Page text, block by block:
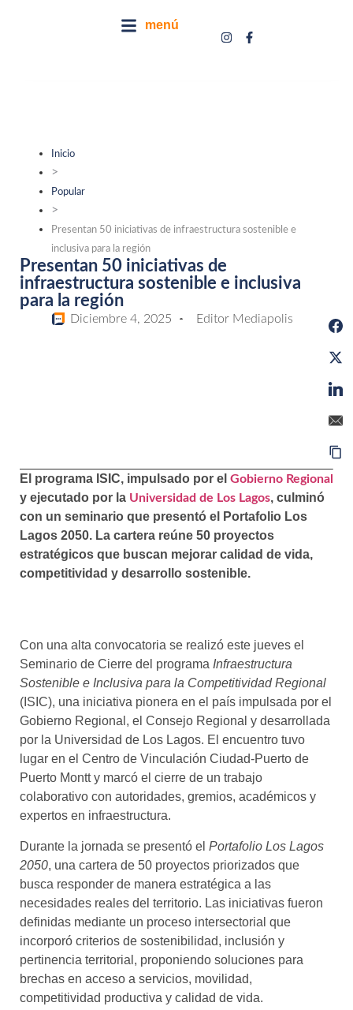
menú
Inicio
>
Popular
>
Presentan 50 iniciativas de infraestructura sostenible e
inclusiva para la región
Presentan 50 iniciativas de
infraestructura sostenible e inclusiva
para la región
Diciembre 4, 2025 Editor Mediapolis
El programa ISIC, impulsado por el Gobierno Regional
y ejecutado por la Universidad de Los Lagos, culminó
con un seminario que presentó el Portafolio Los
Lagos 2050. La cartera reúne 50 proyectos
estratégicos que buscan mejorar calidad de vida,
competitividad y desarrollo sostenible.
Con una alta convocatoria se realizó este jueves el
Seminario de Cierre del programa Infraestructura
Sostenible e Inclusiva para la Competitividad Regional
(ISIC), una iniciativa pionera en el país impulsada por el
Gobierno Regional, el Consejo Regional y desarrollada
por la Universidad de Los Lagos. El encuentro tuvo
lugar en el Centro de Vinculación Ciudad-Puerto de
Puerto Montt y marcó el cierre de un trabajo
colaborativo con autoridades, gremios, académicos y
expertos en infraestructura.
Durante la jornada se presentó el Portafolio Los Lagos
2050, una cartera de 50 proyectos priorizados que
busca responder de manera estratégica a las
necesidades reales del territorio. Las iniciativas fueron
definidas mediante un proceso intersectorial que
incorporó criterios de sostenibilidad, inclusión y
pertinencia territorial, proponiendo soluciones para
brechas en acceso a servicios, movilidad,
competitividad productiva y calidad de vida.